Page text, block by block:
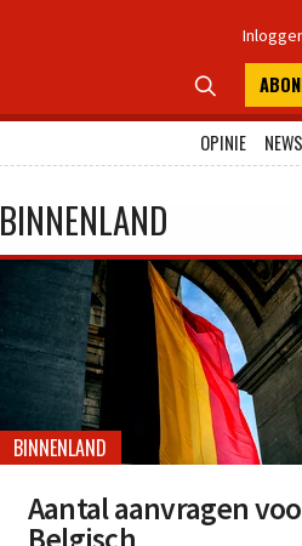

OPINIE
BINNENLAND
BINNENLAND
Aantal aanvragen